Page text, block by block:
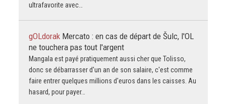
ultrafavorite avec…
gOLdorak Mercato : en cas de départ de Šulc, l'OL
ne touchera pas tout l'argent
Mangala est payé pratiquement aussi cher que Tolisso,
donc se débarrasser d'un an de son salaire, c'est comme
faire entrer quelques millions d'euros dans les caisses. Au
hasard, pour payer…